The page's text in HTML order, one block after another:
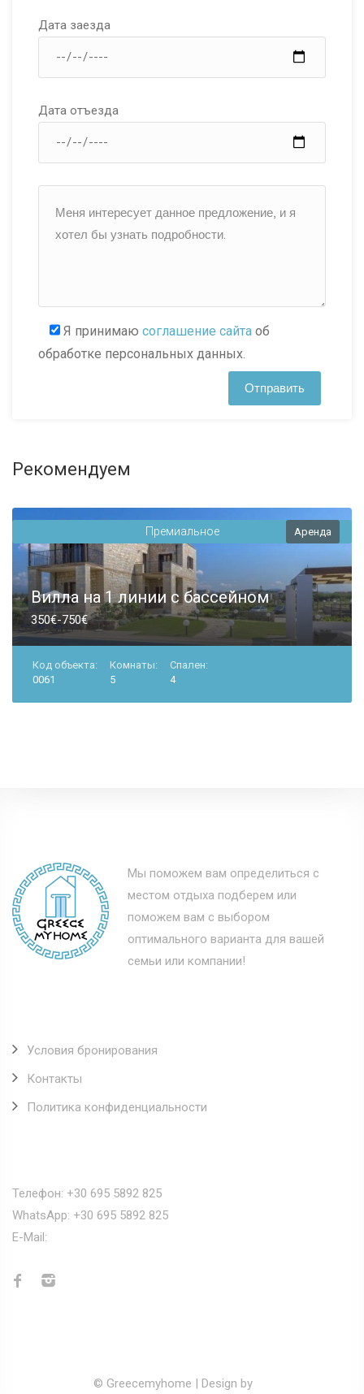
Дата заезда
Дата отъезда
Я принимаю соглашение сайта об
обработке персональных данных.
Рекомендуем
Премиальное Аренда
Вилла на 1 линии с бассейном
350€-750€
Код объекта:
0061
Комнаты:
5
Спален:
4
Мы поможем вам определиться с
местом отдыха подберем или
поможем вам с выбором
оптимального варианта для вашей
семьи или компании!
Условия бронирования
Контакты
Политика конфиденциальности
Телефон: +30 695 5892 825
WhatsApp: +30 695 5892 825
E-Mail:
© Greecemyhome | Design by